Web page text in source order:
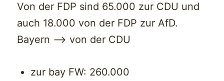
Von der FDP sind 65.000 zur CDU und
auch 18.000 von der FDP zur AfD.
Bayern —> von der CDU
zur bay FW: 260.000